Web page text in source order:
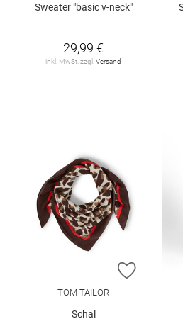
Sweater "basic v-neck"
29,99 €
inkl. MwSt. zzgl. Versand
ZUR
TOM TAILOR
Schal